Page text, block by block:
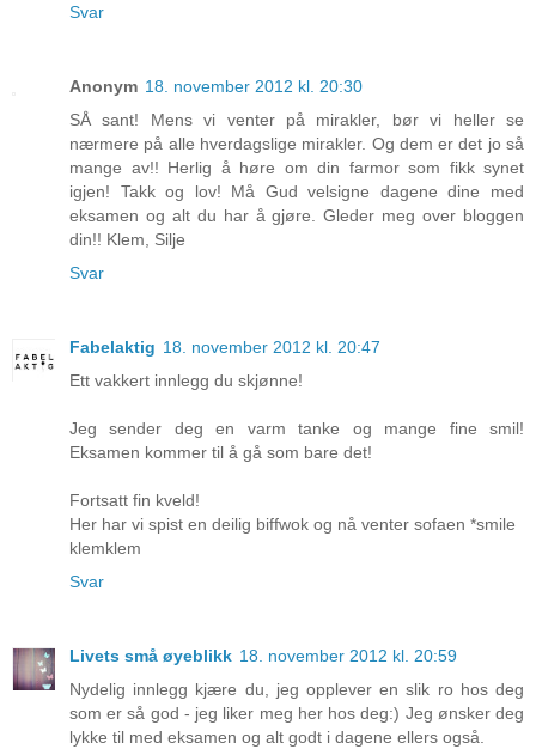
Svar
Anonym 18. november 2012 kl. 20:30
SÅ sant! Mens vi venter på mirakler, bør vi heller se
nærmere på alle hverdagslige mirakler. Og dem er det jo så
mange av!! Herlig å høre om din farmor som fikk synet
igjen! Takk og lov! Må Gud velsigne dagene dine med
eksamen og alt du har å gjøre. Gleder meg over bloggen
din!! Klem, Silje
Svar
Fabelaktig 18. november 2012 kl. 20:47
Ett vakkert innlegg du skjønne!
Jeg sender deg en varm tanke og mange fine smil!
Eksamen kommer til å gå som bare det!
Fortsatt fin kveld!
Her har vi spist en deilig biffwok og nå venter sofaen *smile
klemklem
Svar
Livets små øyeblikk 18. november 2012 kl. 20:59
Nydelig innlegg kjære du, jeg opplever en slik ro hos deg
som er så god - jeg liker meg her hos deg:) Jeg ønsker deg
lykke til med eksamen og alt godt i dagene ellers også.